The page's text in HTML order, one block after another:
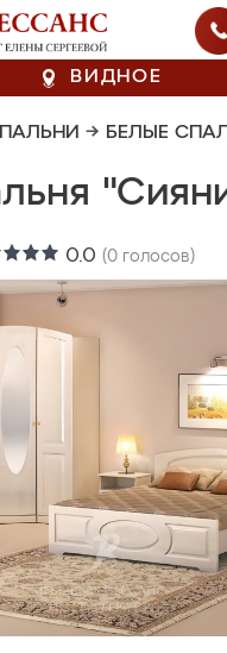
ВИДНОЕ
→ БЕЛЫЕ
0.0 (0 голосов)